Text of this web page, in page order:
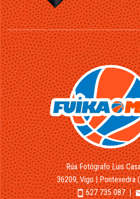
Rúa Fotógrafo Luis
36209, Vigo | Pontevedra
smartphone627 735 087|